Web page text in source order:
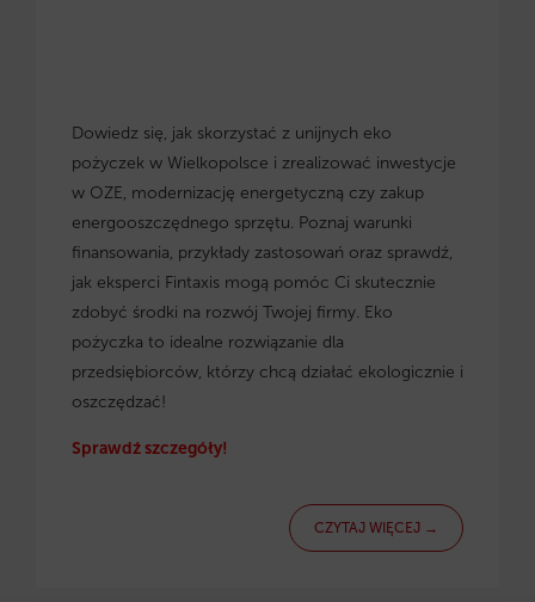
Dowiedz się, jak skorzystać z unijnych eko
pożyczek w Wielkopolsce i zrealizować inwestycje
w OZE, modernizację energetyczną czy zakup
energooszczędnego sprzętu. Poznaj warunki
finansowania, przykłady zastosowań oraz sprawdź,
jak eksperci Fintaxis mogą pomóc Ci skutecznie
zdobyć środki na rozwój Twojej firmy. Eko
pożyczka to idealne rozwiązanie dla
przedsiębiorców, którzy chcą działać ekologicznie i
oszczędzać!
Sprawdź szczegóły!
CZYTAJ WIĘCEJ →